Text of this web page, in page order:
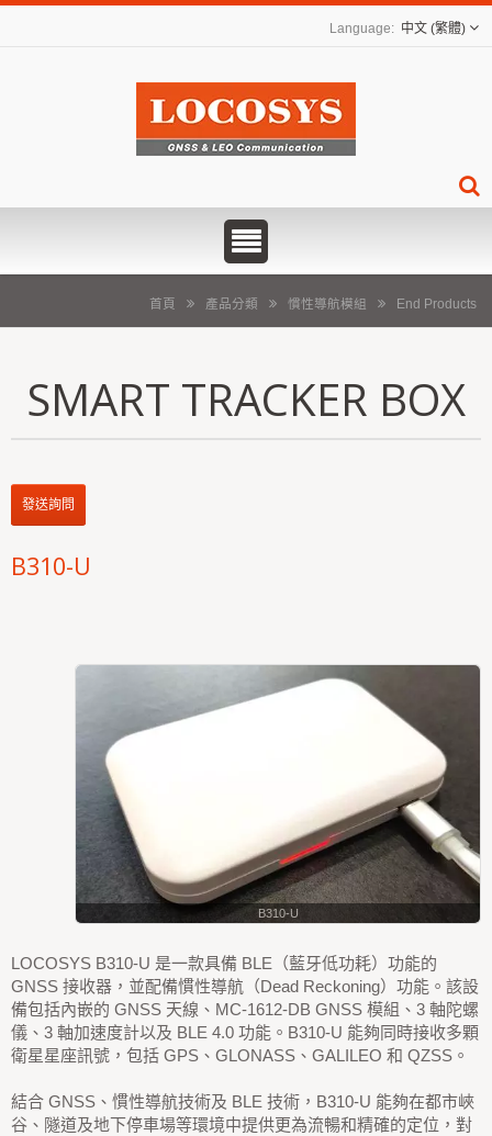
中文 (繁體)
首頁 產品分類 慣性導航模組 End Products
SMART TRACKER BOX
發送詢問
B310-U
B310-U
LOCOSYS B310-U 是一款具備 BLE（藍牙低功耗）功能的
GNSS 接收器，並配備慣性導航（Dead Reckoning）功能。該設
備包括內嵌的 GNSS 天線、MC-1612-DB GNSS 模組、3 軸陀螺
儀、3 軸加速度計以及 BLE 4.0 功能。B310-U 能夠同時接收多顆
衛星星座訊號，包括 GPS、GLONASS、GALILEO 和 QZSS。
結合 GNSS、慣性導航技術及 BLE 技術，B310-U 能夠在都市峽
谷、隧道及地下停車場等環境中提供更為流暢和精確的定位，對